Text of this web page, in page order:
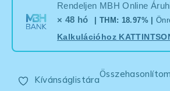
Rendeljen MBH Online
× 48 hó
| THM: 18.97% |
Kalkulációhoz
Kívánságlistára
Összehasonlítom